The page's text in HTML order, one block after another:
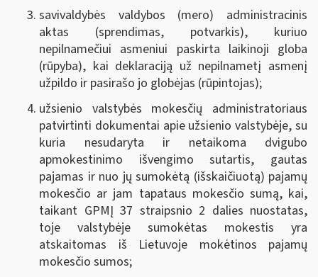
savivaldybės valdybos (mero) administracinis
aktas (sprendimas, potvarkis), kuriuo
nepilnamečiui asmeniui paskirta laikinoji globa
(rūpyba), kai deklaraciją už nepilnametį asmenį
užpildo ir pasirašo jo globėjas (rūpintojas);
užsienio valstybės mokesčių administratoriaus
patvirtinti dokumentai apie užsienio valstybėje, su
kuria nesudaryta ir netaikoma dvigubo
apmokestinimo išvengimo sutartis, gautas
pajamas ir nuo jų sumokėtą (išskaičiuotą) pajamų
mokesčio ar jam tapataus mokesčio sumą, kai,
taikant GPMĮ 37 straipsnio 2 dalies nuostatas,
toje valstybėje sumokėtas mokestis yra
atskaitomas iš Lietuvoje mokėtinos pajamų
mokesčio sumos;